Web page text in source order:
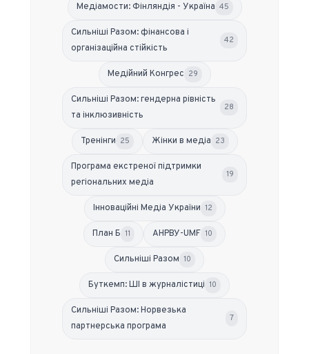
Медіамости: Фінляндія - Україна 45
Сильніші Разом: фінансова і
організаційна стійкість
42
Медійний Конгрес 29
Сильніші Разом: гендерна рівність
та інклюзивність
28
Тренінги 25 Жінки в медіа 23
Програма екстреної підтримки
регіональних медіа
19
Інноваційні Медіа України 12
План Б 11 АНРВУ-UMF 10
Сильніші Разом 10
Буткемп: ШІ в журналістиці 10
Сильніші Разом: Норвезька
партнерська програма
7